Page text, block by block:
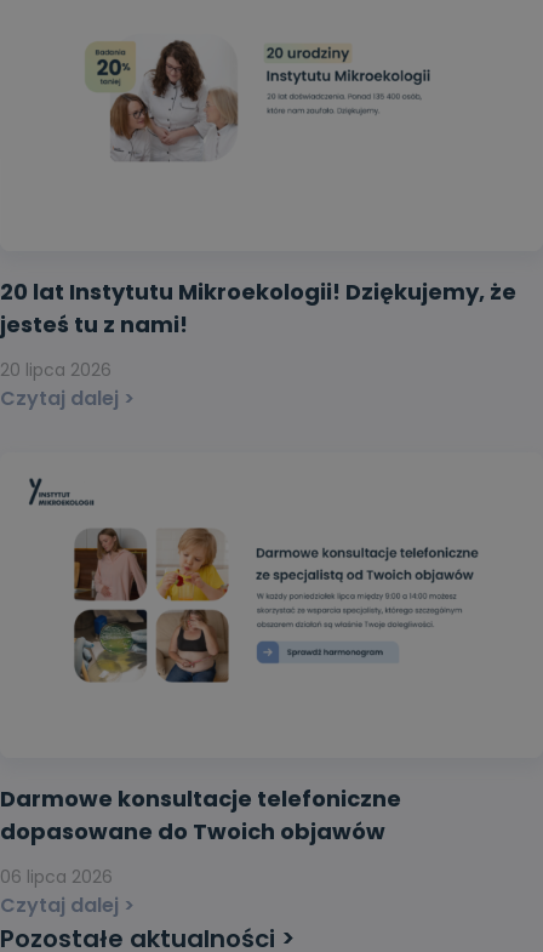
20 lat Instytutu Mikroekologii! Dziękujemy, że
jesteś tu z nami!
Czytaj dalej >
20 lipca 2026
Darmowe konsultacje telefoniczne
dopasowane do Twoich objawów
Czytaj dalej >
06 lipca 2026
Pozostałe aktualności >